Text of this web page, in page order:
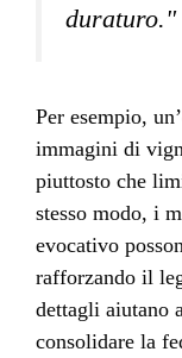
duraturo."
Per esempio,
immagini di
piuttosto che
stesso modo, i
evocativo
rafforzando il
dettagli aiutano
consolidare la